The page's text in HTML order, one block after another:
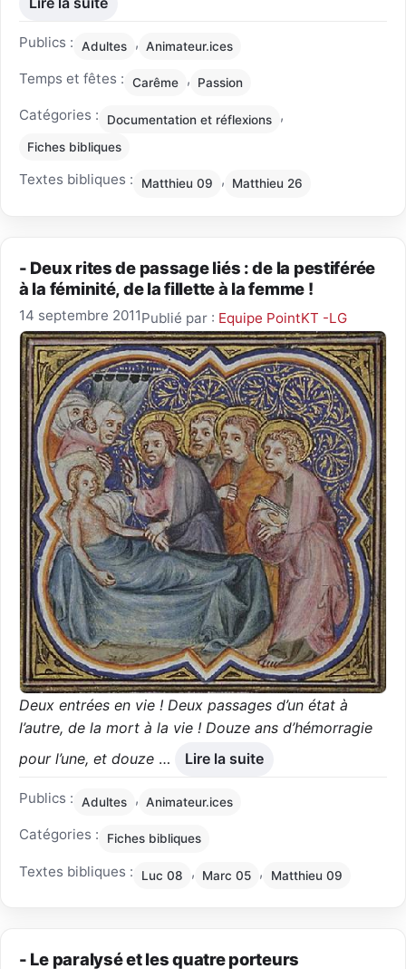
Publics : Adultes , Animateur.ices
Temps et fêtes : Carême , Passion
Catégories : Documentation et réflexions ,
Fiches bibliques
Textes bibliques : Matthieu 09 , Matthieu 26
- Deux rites de passage liés : de la pestiférée
à la féminité, de la fillette à la femme !
14 septembre 2011Publié par : Equipe PointKT -LG
Deux entrées en vie ! Deux passages d’un état à
l’autre, de la mort à la vie ! Douze ans d’hémorragie
pour l’une, et douze … Lire la suite
Publics : Adultes , Animateur.ices
Catégories : Fiches bibliques
Textes bibliques : Luc 08 , Marc 05 , Matthieu 09
- Le paralysé et les quatre porteurs